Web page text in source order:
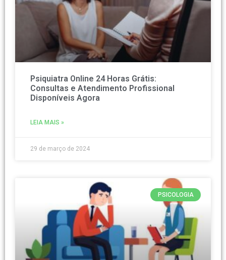
Psiquiatra Online 24 Horas Grátis:
Consultas e Atendimento Profissional
Disponíveis Agora
LEIA MAIS »
29 de março de 2024
PSICOLOGIA